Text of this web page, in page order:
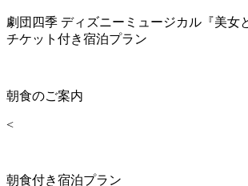
劇団四季 ディズニーミュージカル『美女
チケット付き宿泊プラン
朝食のご案内
<
朝食付き宿泊プラン